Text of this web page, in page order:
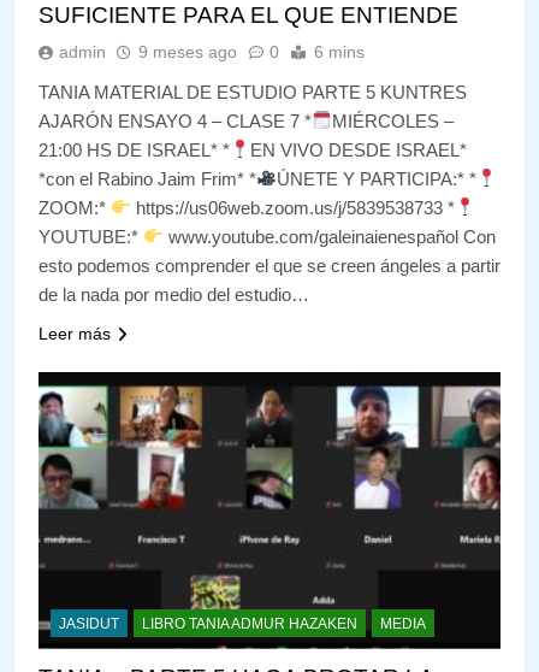
SUFICIENTE PARA EL QUE ENTIENDE
admin 9 meses ago 0 6 mins
TANIA MATERIAL DE ESTUDIO PARTE 5 KUNTRES
AJARÓN ENSAYO 4 – CLASE 7 *
MIÉRCOLES –
21:00 HS DE ISRAEL* *
EN VIVO DESDE ISRAEL*
*con el Rabino Jaim Frim* *
ÚNETE Y PARTICIPA:* *
ZOOM:*
https://us06web.zoom.us/j/5839538733 *
YOUTUBE:*
www.youtube.com/galeinaienespañol Con
esto podemos comprender el que se creen ángeles a partir
de la nada por medio del estudio…
Leer más
JASIDUT LIBRO TANIA ADMUR HAZAKEN MEDIA